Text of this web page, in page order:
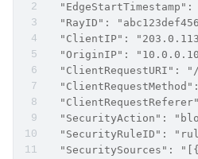
"EdgeStartTimestamp":
"RayID":
"ClientIP":
"OriginIP":
"ClientRequestURI":
"SecurityAction":
"SecurityRuleID":
"SecuritySources":